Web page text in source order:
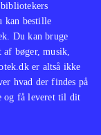
kan bestille
Du kan bruge
bøger, musik,
er altså ikke
hvad der findes på
og få leveret til dit